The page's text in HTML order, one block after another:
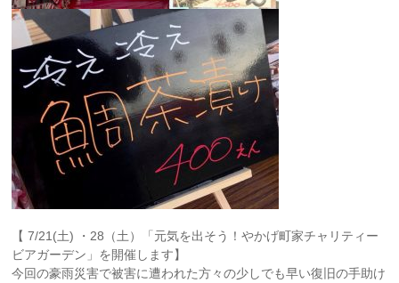
【 7/21(土) ・28（土）「元気を出そう！やかげ町家チャリティー
ビアガーデン」を開催します】
今回の豪雨災害で被害に遭われた方々の少しでも早い復旧の手助け